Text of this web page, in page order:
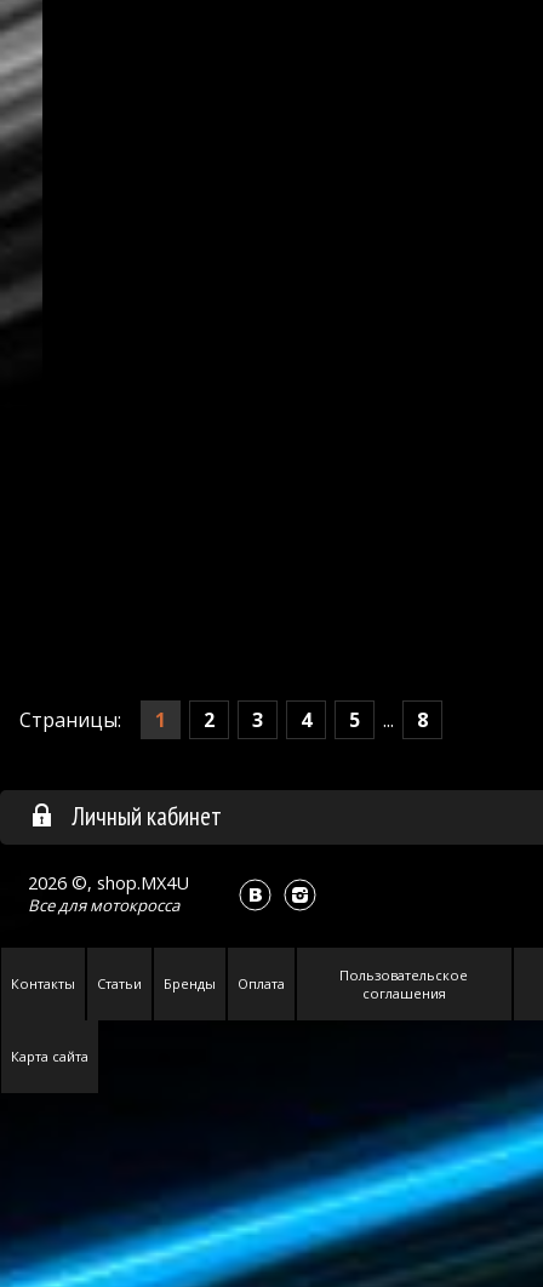
Страницы: 1 2 3 4 5 ... 8
Личный кабинет
2026 ©, shop.MX4U
Все длямотокросса
Контакты Статьи Бренды Оплата
Пользовательское
соглашения
Карта сайта